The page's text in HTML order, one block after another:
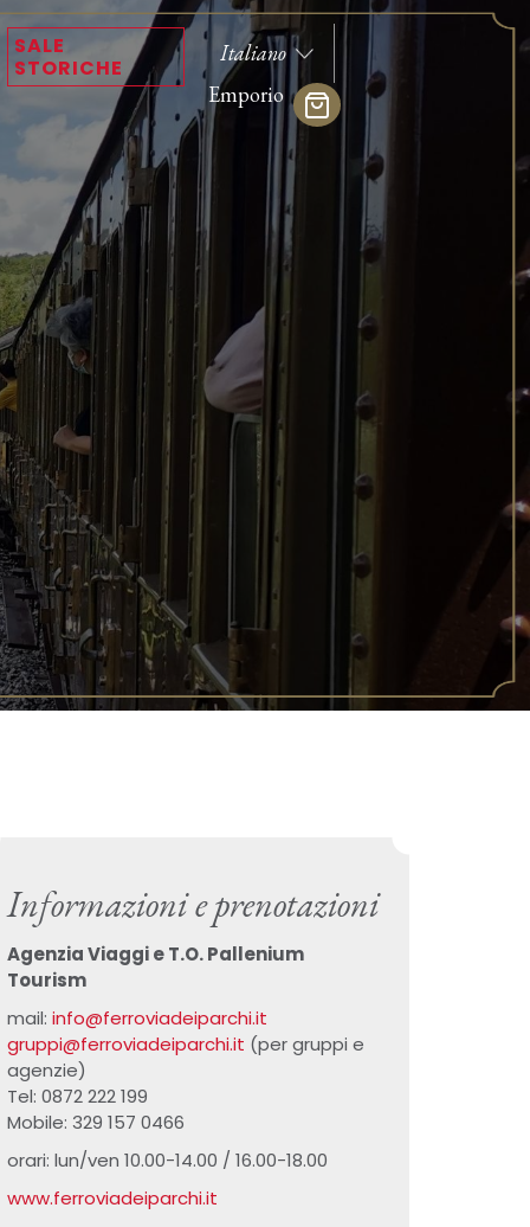
SALE
STORICHE
Emporio
Informazioni e prenotazioni
Agenzia Viaggi e T.O. Pallenium
Tourism
mail: info@ferroviadeiparchi.it
gruppi@ferroviadeiparchi.it (per gruppi e
agenzie)
Tel: 0872 222 199
Mobile: 329 157 0466
orari: lun/ven 10.00-14.00 / 16.00-18.00
www.ferroviadeiparchi.it